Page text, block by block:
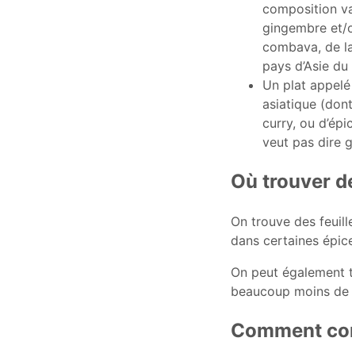
composition
gingembre
combava, de
pays d’Asie
Un plat
asiatique
curry, ou
veut pas dire
Où trouver
On trouve des
dans certaines
On peut également
beaucoup moins
Comment